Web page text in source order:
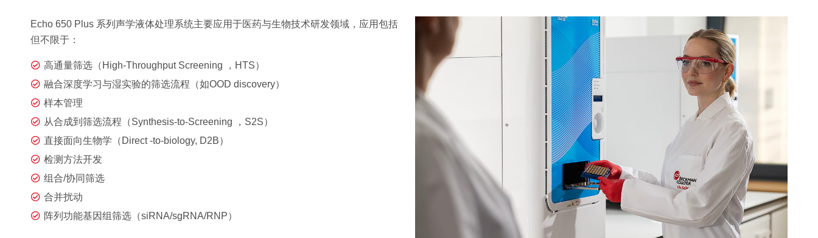
Echo 650 Plus 系列声学液体处理系统主要应用于医药与生物技术研发领域，应用包括
但不限于：
高通量筛选（High-Throughput Screening ，HTS）
融合深度学习与湿实验的筛选流程（如OOD discovery）
样本管理
从合成到筛选流程（Synthesis-to-Screening ，S2S）
直接面向生物学（Direct -to-biology, D2B）
检测方法开发
组合/协同筛选
合并扰动
阵列功能基因组筛选（siRNA/sgRNA/RNP）